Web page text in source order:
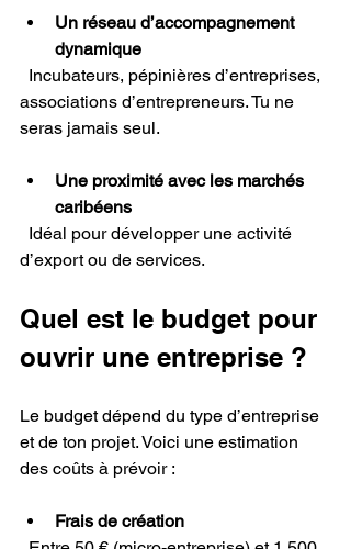
Un réseau d’accompagnement
dynamique
associations d’entrepreneurs. Tu ne
seras jamais seul.
Une proximité avec les marchés
caribéens
d’export ou de services.
Quel est le budget pour
ouvrir une entreprise ?
Le budget dépend du type d’entreprise
et de ton projet. Voici une estimation
des coûts à prévoir :
Frais de création